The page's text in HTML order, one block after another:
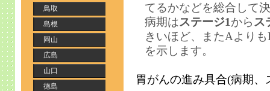
てるかなどを総合して
病期はステージ1から ス
きいほど、またAより
を示します。
胃がんの進み具合(病期、
鳥取
島根
岡山
広島
山口
徳島